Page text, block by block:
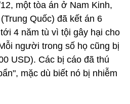
một tòa án ở Nam Kinh,
Quốc) đã kết án 6
4 năm tù vì tội gây hại cho
người trong số họ cũng bị
USD). Các bị cáo đã thú
mặc dù biết nó bị nhiễm